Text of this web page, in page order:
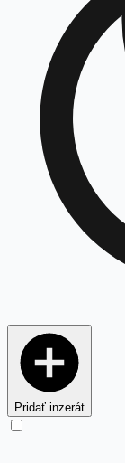
Pridať inzerát